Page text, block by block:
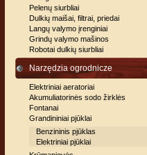
Pelenų siurbliai
Dulkių maišai, filtrai, priedai
Langų valymo įrenginiai
Grindų valymo mašinos
Robotai dulkių siurbliai
Narzędzia ogrodnicze
Elektriniai aeratoriai
Akumuliatorinės sodo žirklės
Fontanai
Grandininiai pjūklai
Benzininis pjūklas
Elektriniai pjūklai